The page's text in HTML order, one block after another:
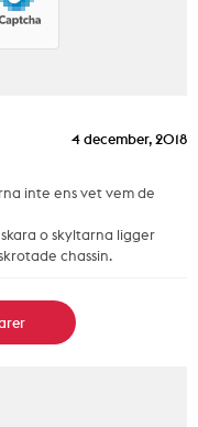
4 december, 2018
inte ens vet vem de
o skyltarna ligger
chassin.